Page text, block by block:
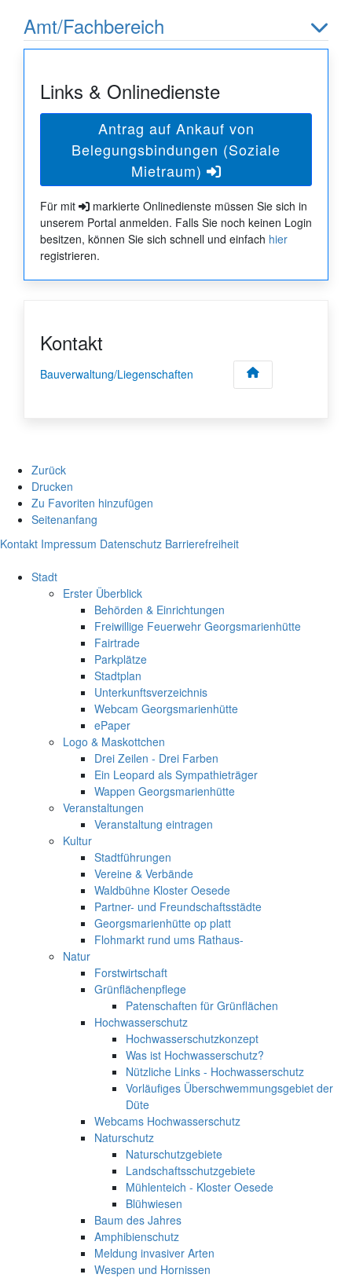
Amt/Fachbereich
Links & Onlinedienste
Antrag auf Ankauf von
Belegungsbindungen (Soziale
Mietraum)
Für mit
markierte Onlinedienste müssen Sie sich in
unserem Portal anmelden. Falls Sie noch keinen Login
besitzen, können Sie sich schnell und einfach hier
registrieren.
Kontakt
Bauverwaltung/Liegenschaften
Zurück
Drucken
Zu Favoriten hinzufügen
Seitenanfang
Kontakt Impressum Datenschutz Barrierefreiheit
Stadt
Erster Überblick
Behörden & Einrichtungen
Freiwillige Feuerwehr Georgsmarienhütte
Fairtrade
Parkplätze
Stadtplan
Unterkunftsverzeichnis
Webcam Georgsmarienhütte
ePaper
Logo & Maskottchen
Drei Zeilen - Drei Farben
Ein Leopard als Sympathieträger
Wappen Georgsmarienhütte
Veranstaltungen
Veranstaltung eintragen
Kultur
Stadtführungen
Vereine & Verbände
Waldbühne Kloster Oesede
Partner- und Freundschaftsstädte
Georgsmarienhütte op platt
Flohmarkt rund ums Rathaus-
Natur
Forstwirtschaft
Grünflächenpflege
Patenschaften für Grünflächen
Hochwasserschutz
Hochwasserschutzkonzept
Was ist Hochwasserschutz?
Nützliche Links - Hochwasserschutz
Vorläufiges Überschwemmungsgebiet der
Düte
Webcams Hochwasserschutz
Naturschutz
Naturschutzgebiete
Landschaftsschutzgebiete
Mühlenteich - Kloster Oesede
Blühwiesen
Baum des Jahres
Amphibienschutz
Meldung invasiver Arten
Wespen und Hornissen